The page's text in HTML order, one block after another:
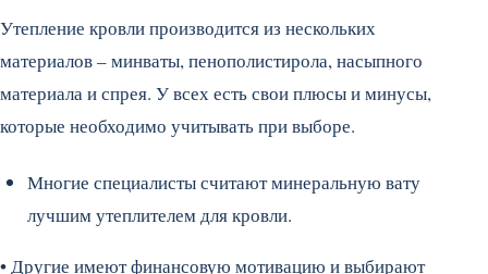
Утепление кровли производится из нескольких
материалов – минваты, пенополистирола, насыпного
материала и спрея. У всех есть свои плюсы и минусы,
которые необходимо учитывать при выборе.
Многие специалисты считают минеральную вату
лучшим утеплителем для кровли.
• Другие имеют финансовую мотивацию и выбирают